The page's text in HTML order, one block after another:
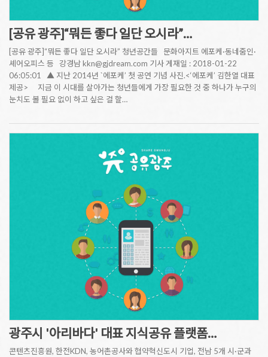
[공유 광주]“뭐든 좋다 일단 오시라”…
[공유 광주]“뭐든 좋다 일단 오시라” 청년공간들 문화아지트 에포케·동네줌인·
셰어오피스 등 강경남 kkn@gjdream.com 기사 게재일 : 2018-01-22
06:05:01 ▲ 지난 2014년 `에포케’ 첫 공연 기념 사진.<‘에포케’ 김한열 대표
제공> 지금 이 시대를 살아가는 청년들에게 가장 필요한 것 중 하나가 누구의
눈치도 볼 필요 없이 하고 싶은 걸 할…
광주시 '아리바다' 대표 지식공유 플랫폼…
콘텐츠진흥원, 한전KDN, 농어촌공사와 협약혁신도시 기업, 전남 5개 시·군과